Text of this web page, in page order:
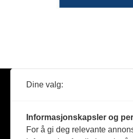
Dine valg:
Informasjonskapsler og
For å gi deg relevante